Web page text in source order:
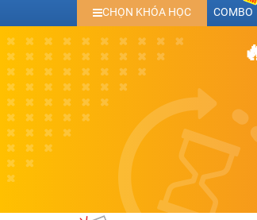
CHỌN KHÓA HỌC COMBO
Học trực tuyến lớp 10 các môn
Học online trực tuyến cấp Tiểu
Học online lớp 5 cùng thầy cô
Học online lớp 7 cùng thầy cô
Học online lớp 6 cùng thầy cô
Học online lớp 8 cùng thầy cô
2K13! Bứt Phá Lớp 5 Năm Học
Học online lớp 4 cùng thầy cô